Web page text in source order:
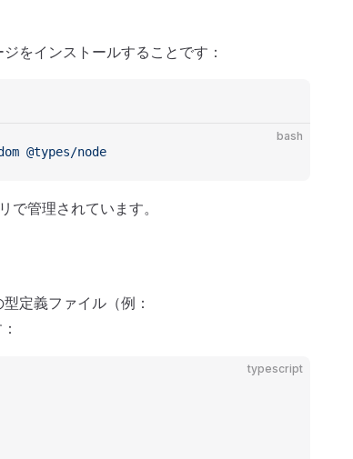
をインストールすることです：
bash
@types/node
で管理されています。
定義ファイル（例：
typescript